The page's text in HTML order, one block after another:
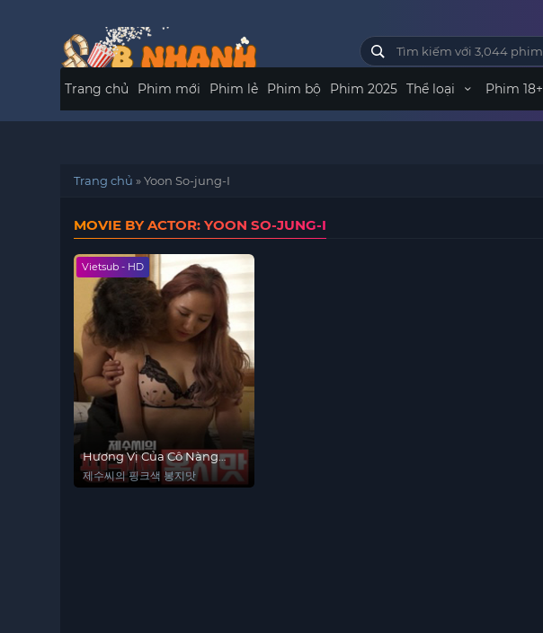
Trang chủ Phim mới Phim lẻ Phim bộ Phim 2025 Thể loại Phim 18+
Trang chủ »Yoon So-jung-I
MOVIE BY ACTOR: YOON SO-JUNG-I
Vietsub - HD
Hương Vị Của Cô Nàng
Tuổi 18
제수씨의 핑크색 봉지맛